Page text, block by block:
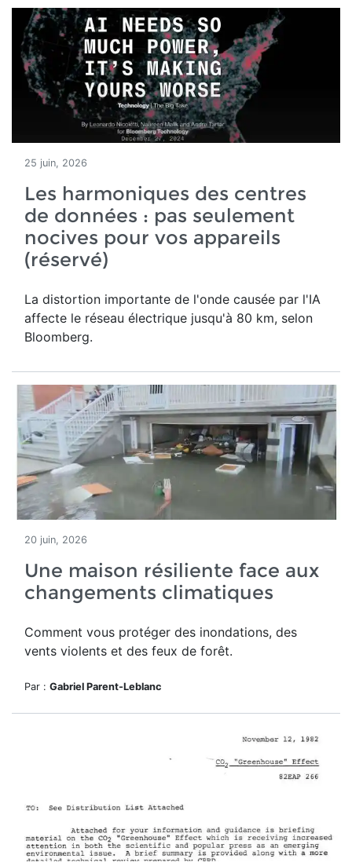
25 juin, 2026
Les harmoniques des centres
de données : pas seulement
nocives pour vos appareils
(réservé)
La distortion importante de l'onde causée par l'IA
affecte le réseau électrique jusqu'à 80 km, selon
Bloomberg.
20 juin, 2026
Une maison résiliente face aux
changements climatiques
Comment vous protéger des inondations, des
vents violents et des feux de forêt.
Par : Gabriel Parent-Leblanc